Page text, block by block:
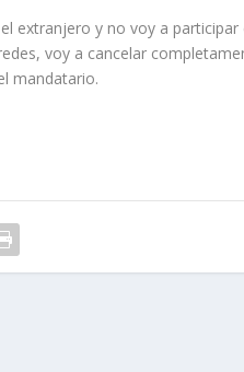
extranjero y no voy a
voy a cancelar
mandatario.